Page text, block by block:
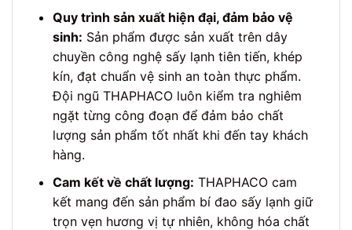
Quy trình sản xuất hiện đại, đảm bảo vệ
sinh: Sản phẩm được sản xuất trên dây
chuyền công nghệ sấy lạnh tiên tiến, khép
kín, đạt chuẩn vệ sinh an toàn thực phẩm.
Đội ngũ THAPHACO luôn kiểm tra nghiêm
ngặt từng công đoạn để đảm bảo chất
lượng sản phẩm tốt nhất khi đến tay khách
hàng.
Cam kết về chất lượng: THAPHACO cam
kết mang đến sản phẩm bí đao sấy lạnh giữ
trọn vẹn hương vị tự nhiên, không hóa chất